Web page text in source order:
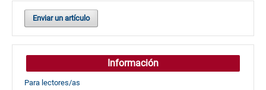
Enviar un artículo
Información
Para lectores/as